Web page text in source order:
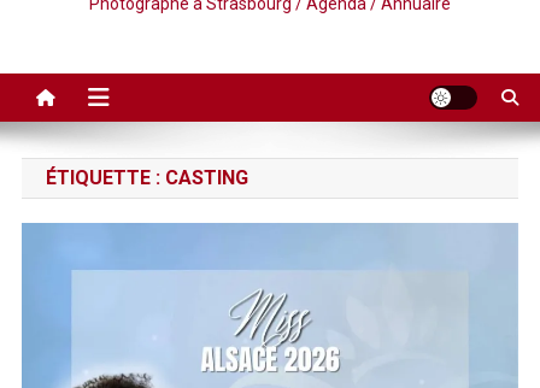
ÉTIQUETTE : CASTING